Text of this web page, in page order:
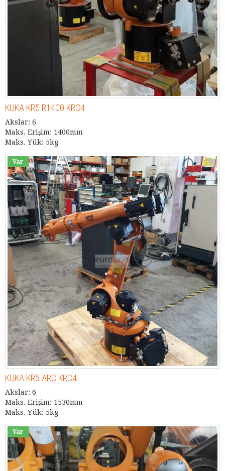
KUKA KR5 R1400 KRC4
Akslar: 6
Maks. Erişim: 1400mm
Maks. Yük: 5kg
Var
KUKA KR5 ARC KRC4
Akslar: 6
Maks. Erişim: 1530mm
Maks. Yük: 5kg
Var